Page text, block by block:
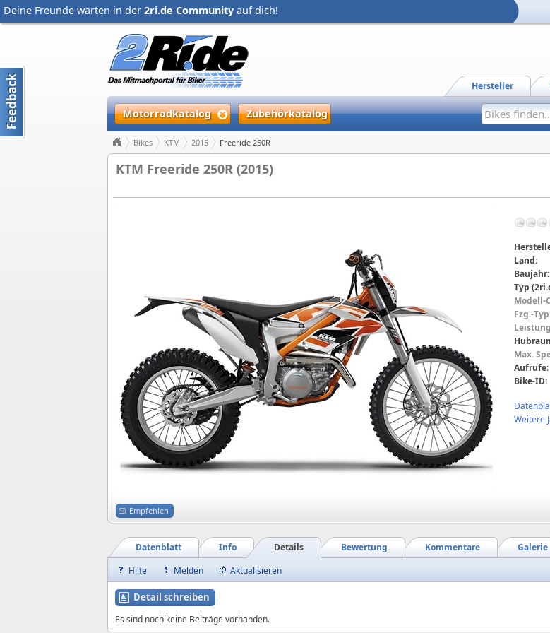
Deine Freunde warten in der 2ri.de Community auf dich!
Hersteller
Motorradkatalog Zubehörkatalog
Bikes KTM 2015 Freeride 250R
KTM Freeride 250R (2015)
Land:
Baujahr:
Typ
Modell-
Fzg.-
Max.
Aufrufe:
Bike-ID:
Weitere
Empfehlen
Galerie
Kommentare
Bewertung
Details
Info
Datenblatt
Hilfe Melden Aktualisieren
Detail schreiben
Es sind noch keine Beiträge vorhanden.